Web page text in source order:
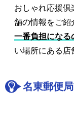
おしゃれ応援倶
舗の情報をご紹
一番負担になる
い場所にある店
名東郵便